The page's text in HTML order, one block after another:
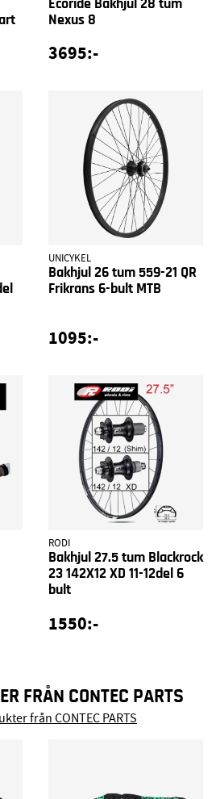
Ecoride Bakhjul 28 tum
Nexus 8
3695:-
UNICYKEL
Bakhjul 26 tum 559-21 QR
Frikrans 6-bult MTB
1095:-
RODI
Bakhjul 27.5 tum Blackrock
23 142X12 XD 11-12del 6
bult
1550:-
FRÅN CONTEC PARTS
från CONTEC PARTS